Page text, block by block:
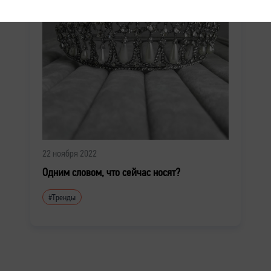
22 ноября 2022
Одним словом, что сейчас носят?
#Тренды